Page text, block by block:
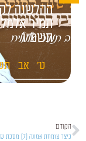
ההלשנה
תמיר
תשפ"ו
ט' אב
הקודם